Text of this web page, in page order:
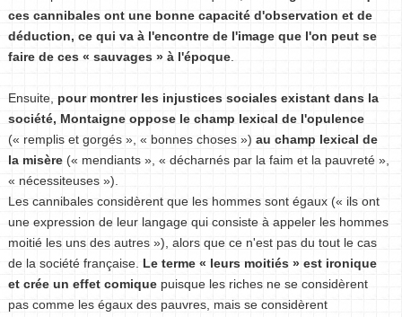
ces cannibales ont une bonne capacité d'observation et de
déduction, ce qui va à l'encontre de l'image que l'on peut se
faire de ces « sauvages » à l'époque
Ensuite, pour montrer les injustices sociales existant dans la
société, Montaigne oppose le champ lexical de l'opulence
(« remplis et gorgés », « bonnes choses ») au champ lexical de
la misère (« mendiants », « décharnés par la faim et la pauvreté »,
« nécessiteuses »).
Les cannibales considèrent que les hommes sont égaux (« ils ont
une expression de leur langage qui consiste à appeler les hommes
moitié les uns des autres »), alors que ce n'est pas du tout le cas
de la société française. Le terme « leurs moitiés » est ironique
et crée un effet comique puisque les riches ne se considèrent
pas comme les égaux des pauvres, mais se considèrent